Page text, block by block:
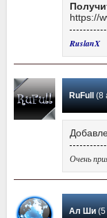
https://
RuslanX
RuFull (8
Очень
Ал Ши(5